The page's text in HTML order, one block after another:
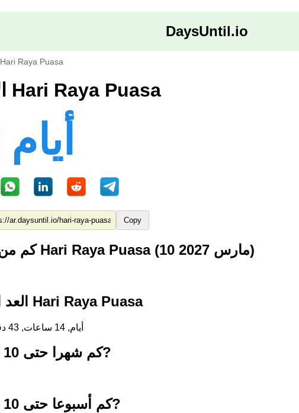
DaysUntil.io
Hari Raya Puasa
الأيام حتى Hari Raya Puasa
213 أيام
Copy
كم من الوقت حتى Hari Raya Puasa (10 مارس 2027)
العد التنازلي حتى Hari Raya Puasa
213 أيام, 14 ساعات, 43 دقائق, 29 ثواني
كم شهرا حتى 10 مارس 2027?
كم أسبوعا حتى 10 مارس 2027?